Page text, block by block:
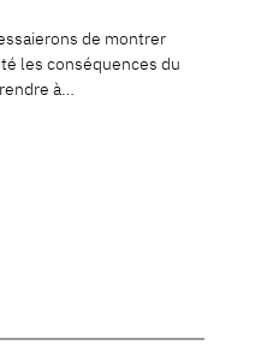
de montrer
les conséquences du
à…